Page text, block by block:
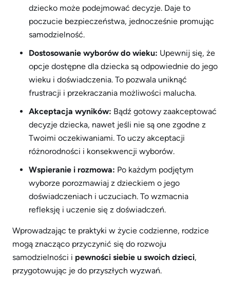
dziecko może podejmować decyzje. Daje to
poczucie bezpieczeństwa, jednocześnie promując
samodzielność.
Dostosowanie wyborów do wieku: Upewnij się, że
opcje dostępne dla dziecka są odpowiednie do jego
wieku i doświadczenia. To pozwala uniknąć
frustracji i przekraczania możliwości malucha.
Akceptacja wyników: Bądź gotowy zaakceptować
decyzje dziecka, nawet jeśli nie są one zgodne z
Twoimi oczekiwaniami. To uczy akceptacji
różnorodności i konsekwencji wyborów.
Wspieranie i rozmowa: Po każdym podjętym
wyborze porozmawiaj z dzieckiem o jego
doświadczeniach i uczuciach. To wzmacnia
refleksję i uczenie się z doświadczeń.
Wprowadzając te praktyki w życie codzienne, rodzice
mogą znacząco przyczynić się do rozwoju
samodzielności i pewności siebie u swoich dzieci,
przygotowując je do przyszłych wyzwań.